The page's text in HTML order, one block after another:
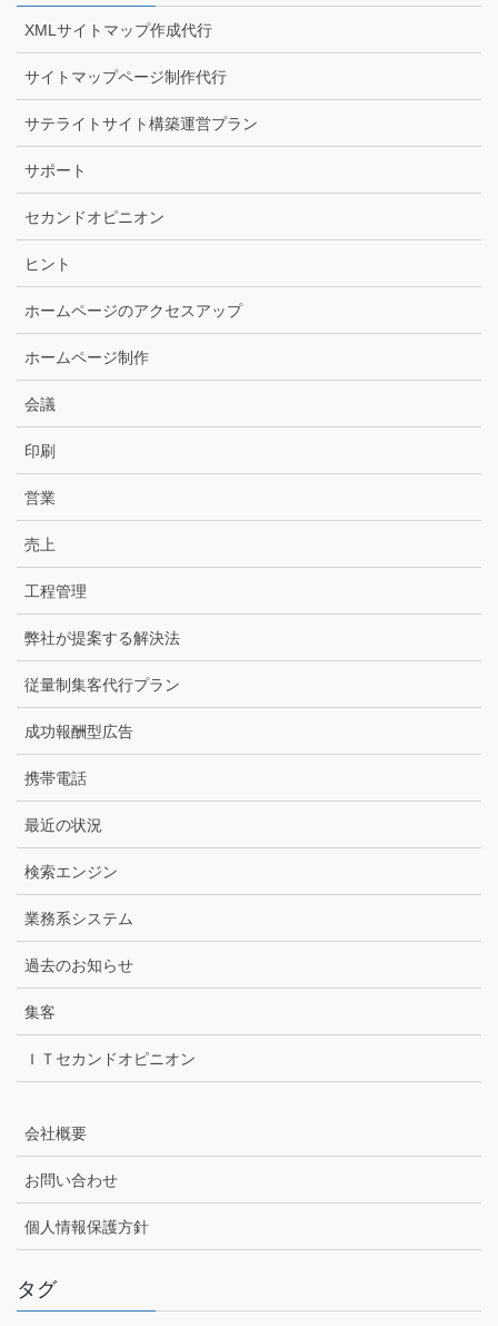
XMLサイトマップ作成代行
サイトマップページ制作代行
サテライトサイト構築運営プラン
サポート
セカンドオピニオン
ヒント
ホームページのアクセスアップ
ホームページ制作
会議
印刷
営業
売上
工程管理
弊社が提案する解決法
従量制集客代行プラン
成功報酬型広告
携帯電話
最近の状況
検索エンジン
業務系システム
過去のお知らせ
集客
ＩＴセカンドオピニオン
会社概要
お問い合わせ
個人情報保護方針
タグ